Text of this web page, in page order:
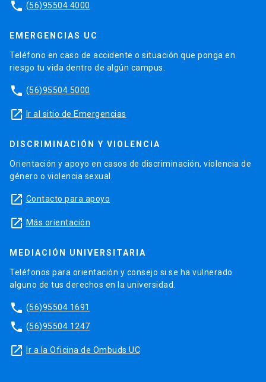
phone (56)95504 4000
EMERGENCIAS UC
Teléfono en caso de accidente o situación que ponga en
riesgo tu vida dentro de algún campus.
phone (56)95504 5000
launch Ir al sitio de Emergencias
DISCRIMINACIÓN Y VIOLENCIA
Orientación y apoyo en casos de discriminación, violencia de
género o violencia sexual.
launch Contacto para apoyo
launch Más orientación
MEDIACIÓN UNIVERSITARIA
Teléfonos para orientación y consejo si se ha vulnerado
alguno de tus derechos en la universidad.
phone (56)95504 1691
phone (56)95504 1247
launch Ir a la Oficina de Ombuds UC